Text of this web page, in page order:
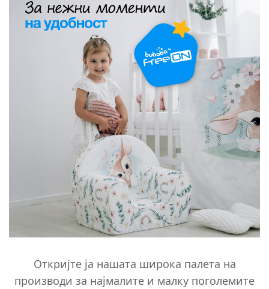
Откријте ја нашата широка палета на
производи за најмалите и малку поголемите